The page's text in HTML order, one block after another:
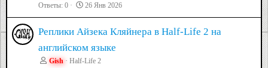
Ответы 0 26 Янв 2026
Реплики Айзека Кляйнера в Half-Life 2 на
английском языке
Gish
Half-Life 2